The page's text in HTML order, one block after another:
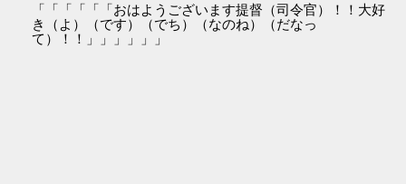
「「「「「「おはようございます提督（司令官）！！大好
き（よ）（です）（でち）（なのね）（だなっ
て）！！」」」」」」